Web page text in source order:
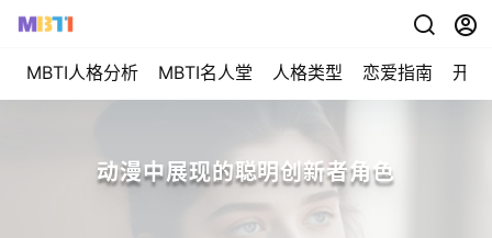
MBTI人格分析 MBTI名人堂 人格类型 恋爱指南 开始
动漫中展现的聪明创新者角色